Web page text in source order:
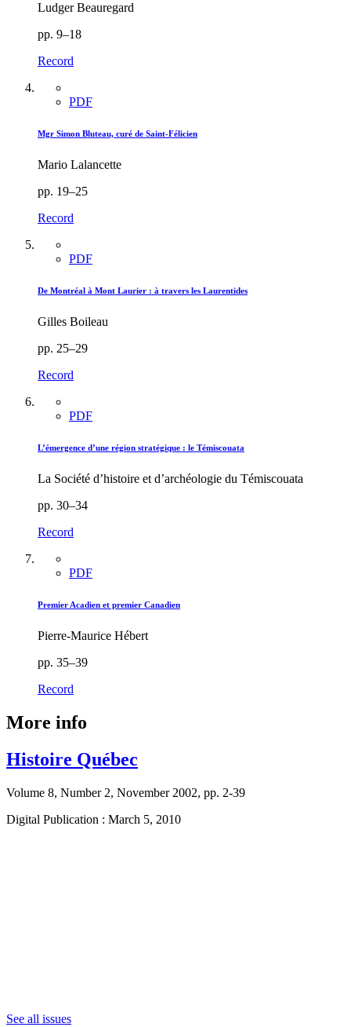
Ludger Beauregard
pp. 9–18
Record
PDF
Mgr Simon Bluteau, curé de Saint-Félicien
Mario Lalancette
pp. 19–25
Record
PDF
De Montréal à Mont Laurier : à travers les Laurentides
Gilles Boileau
pp. 25–29
Record
PDF
L’émergence d’une région stratégique : le Témiscouata
La Société d’histoire et d’archéologie du Témiscouata
pp. 30–34
Record
PDF
Premier Acadien et premier Canadien
Pierre-Maurice Hébert
pp. 35–39
Record
More info
Histoire Québec
Volume 8, Number 2, November 2002, pp. 2-39
Digital Publication : March 5, 2010
See all issues